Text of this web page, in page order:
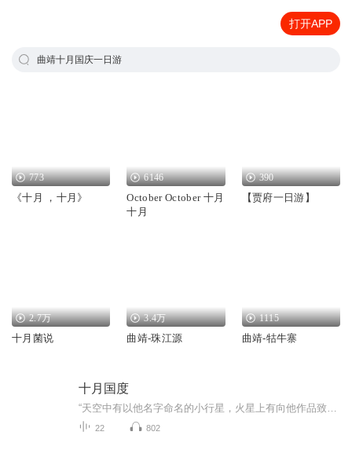
打开APP
曲靖十月国庆一日游
773
《十月 ，十月》
6146
October October 十月
十月
390
【贾府一日游】
2.7万
十月菌说
3.4万
曲靖-珠江源
1115
曲靖-牯牛寨
十月国度
22 802